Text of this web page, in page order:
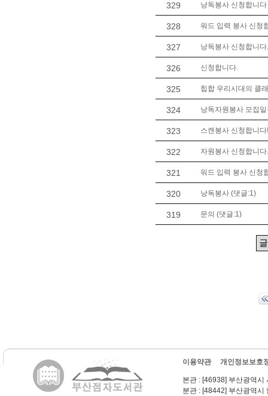
329 낭독봉사 신청합니
328 워드 입력 봉사 신청
327 낭독봉사 신청합니다.
326 신청합니다.
325 힙합 우리시대의 클
324 낭독자원봉사 모집
323 스캔봉사 신청합니다!
322 자원봉사 신청합니
321 워드 입력 봉사 신청
320 낭독봉사 (댓글:1)
319 문의 (댓글:1)
이용약관 개인정보보호
본관 : [46938] 부산광역
분관 : [48442] 부산광역